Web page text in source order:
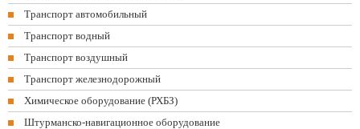
Транспорт автомобильный
Транспорт водный
Транспорт воздушный
Транспорт железнодорожный
Химическое оборудование (РХБЗ)
Штурманско-навигационное оборудование